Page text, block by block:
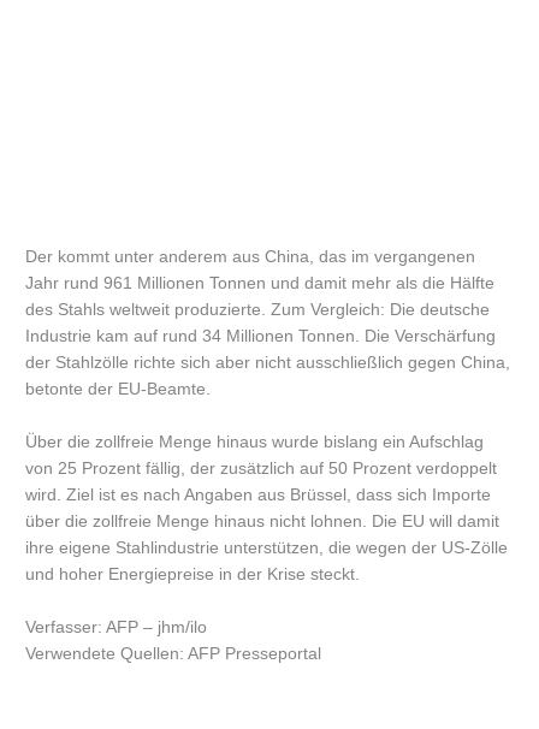
Der kommt unter anderem aus China, das im vergangenen
Jahr rund 961 Millionen Tonnen und damit mehr als die Hälfte
des Stahls weltweit produzierte. Zum Vergleich: Die deutsche
Industrie kam auf rund 34 Millionen Tonnen. Die Verschärfung
der Stahlzölle richte sich aber nicht ausschließlich gegen China,
betonte der EU-Beamte.
Über die zollfreie Menge hinaus wurde bislang ein Aufschlag
von 25 Prozent fällig, der zusätzlich auf 50 Prozent verdoppelt
wird. Ziel ist es nach Angaben aus Brüssel, dass sich Importe
über die zollfreie Menge hinaus nicht lohnen. Die EU will damit
ihre eigene Stahlindustrie unterstützen, die wegen der US-Zölle
und hoher Energiepreise in der Krise steckt.
Verfasser: AFP – jhm/ilo
Verwendete Quellen: AFP Presseportal